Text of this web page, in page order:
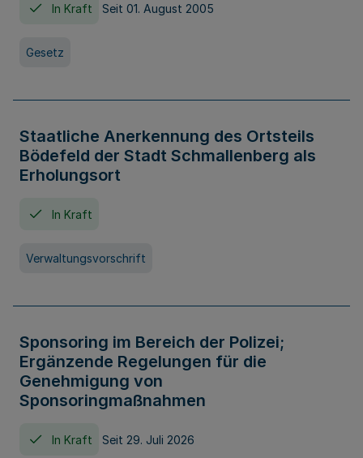
In Kraft Seit 01. August 2005
Gesetz
Staatliche Anerkennung des Ortsteils
Bödefeld der Stadt Schmallenberg als
Erholungsort
In Kraft
Verwaltungsvorschrift
Sponsoring im Bereich der Polizei;
Ergänzende Regelungen für die
Genehmigung von
Sponsoringmaßnahmen
In Kraft Seit 29. Juli 2026